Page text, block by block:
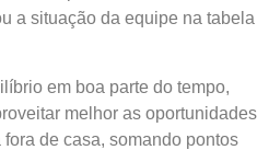
a situação da equipe na tabela
em boa parte do tempo,
melhor as oportunidades
de casa, somando pontos